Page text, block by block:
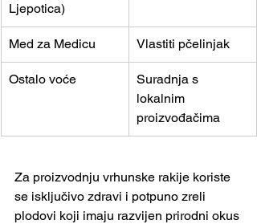
Ljepotica)
Med za Medicu Vlastiti pčelinjak
Ostalo voće
Suradnja s
lokalnim
proizvođačima
Za proizvodnju vrhunske rakije koriste
se isključivo zdravi i potpuno zreli
plodovi koji imaju razvijen prirodni okus